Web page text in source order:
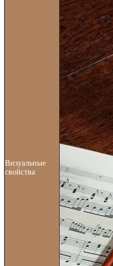
Визуальные
свойства